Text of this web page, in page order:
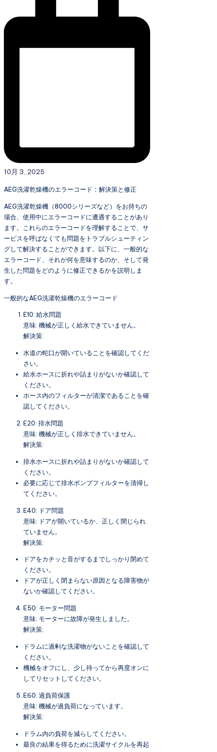
10月 3, 2025
AEG洗濯乾燥機のエラーコード：解決策と修正
AEG洗濯乾燥機（8000シリーズなど）をお持ちの
場合、使用中にエラーコードに遭遇することがあり
ます。これらのエラーコードを理解することで、サ
ービスを呼ばなくても問題をトラブルシューティン
グして解決することができます。以下に、一般的な
エラーコード、それが何を意味するのか、そして発
生した問題をどのように修正できるかを説明しま
す。
一般的なAEG洗濯乾燥機のエラーコード
E10: 給水問題
意味: 機械が正しく給水できていません。
解決策:
水道の蛇口が開いていることを確認してくだ
さい。
給水ホースに折れや詰まりがないか確認して
ください。
ホース内のフィルターが清潔であることを確
認してください。
E20: 排水問題
意味: 機械が正しく排水できていません。
解決策:
排水ホースに折れや詰まりがないか確認して
ください。
必要に応じて排水ポンプフィルターを清掃し
てください。
E40: ドア問題
意味: ドアが開いているか、正しく閉じられ
ていません。
解決策:
ドアをカチッと音がするまでしっかり閉めて
ください。
ドアが正しく閉まらない原因となる障害物が
ないか確認してください。
E50: モーター問題
意味: モーターに故障が発生しました。
解決策:
ドラムに過剰な洗濯物がないことを確認して
ください。
機械をオフにし、少し待ってから再度オンに
してリセットしてください。
E60: 過負荷保護
意味: 機械が過負荷になっています。
解決策:
ドラム内の負荷を減らしてください。
最良の結果を得るために洗濯サイクルを再起